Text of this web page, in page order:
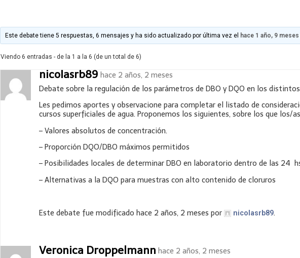
Este debate tiene 5 respuestas, 6 mensajes y ha sido actualizado por última vez el hace 1 año, 9 meses
Viendo 6 entradas - de la 1 a la 6 (de un total de 6)
nicolasrb89 hace 2 años, 2 meses
Debate sobre la regulación de los parámetros de DBO y DQO en los
Les pedimos aportes y observacione para completar el listado de
cursos superficiales de agua. Proponemos los siguientes, sobre los que los/
– Valores absolutos de concentración.
– Proporción DQO/DBO máximos permitidos
– Posibilidades locales de determinar DBO en laboratorio dentro de las 24
– Alternativas a la DQO para muestras con alto contenido de cloruros
Este debate fue modificado hace 2 años, 2 meses por nicolasrb89.
Veronica Droppelmann hace 2 años, 2 meses